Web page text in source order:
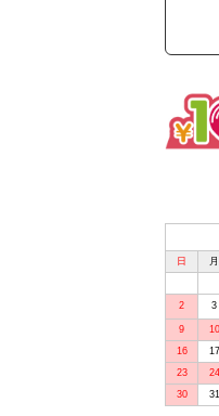
日 月
2 3
9 10
16
17
23
24
30
31